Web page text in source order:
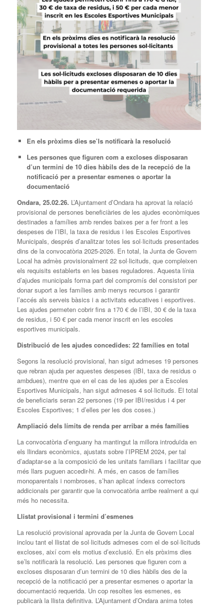
En els pròxims dies se’ls notificarà la resolució
Les persones que figuren com a excloses disposaran
d’un termini de 10 dies hàbils des de la recepció de la
notificació per a presentar esmenes o aportar la
documentació
Ondara, 25.02.26. L’Ajuntament d’Ondara ha aprovat la relació
provisional de persones beneficiàries de les ajudes econòmiques
destinades a famílies amb rendes baixes per a fer front a les
despeses de l’IBI, la taxa de residus i les Escoles Esportives
Municipals, després d’analitzar totes les sol·licituds presentades
dins de la convocatòria 2025-2026. En total, la Junta de Govern
Local ha admès provisionalment 22 sol·licituds, que compleixen
els requisits establerts en les bases reguladores. Aquesta línia
d’ajudes municipals forma part del compromís del consistori per
donar suport a les famílies amb menys recursos i garantir
l’accés als serveis bàsics i a activitats educatives i esportives.
Les ajudes permeten cobrir fins a 170 € de l’IBI, 30 € de la taxa
de residus, i 50 € per cada menor inscrit en les escoles
esportives municipals.
Distribució de les ajudes concedides: 22 famílies en total
Segons la resolució provisional, han sigut admeses 19 persones
que rebran ajuda per aquestes despeses (IBI, taxa de residus o
ambdues), mentre que en el cas de les ajudes per a Escoles
Esportives Municipals, han sigut admeses 4 sol·licituds. El total
de beneficiaris seran 22 persones (19 per IBI/residus i 4 per
Escoles Esportives; 1 d’elles per les dos coses.)
Ampliació dels límits de renda per arribar a més famílies
La convocatòria d’enguany ha mantingut la millora introduïda en
els llindars econòmics, ajustats sobre l’IPREM 2024, per tal
d’adaptar-se a la composició de les unitats familiars i facilitar que
més llars puguen accedir-hi. A més, en casos de famílies
monoparentals i nombroses, s’han aplicat índexs correctors
addicionals per garantir que la convocatòria arribe realment a qui
més ho necessita.
Llistat provisional i termini d’esmenes
La resolució provisional aprovada per la Junta de Govern Local
inclou tant el llistat de sol·licituds admeses com el de sol·licituds
excloses, així com els motius d’exclusió. En els pròxims dies
se’ls notificarà la resolució. Les persones que figuren com a
excloses disposaran d’un termini de 10 dies hàbils des de la
recepció de la notificació per a presentar esmenes o aportar la
documentació requerida. Un cop resoltes les esmenes, es
publicarà la llista definitiva. L’Ajuntament d’Ondara anima totes